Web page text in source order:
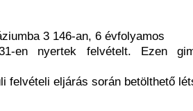
3 146-an, 6 évfolyamos
en nyertek felvételt. Ezen
felvételi eljárás során betölthető